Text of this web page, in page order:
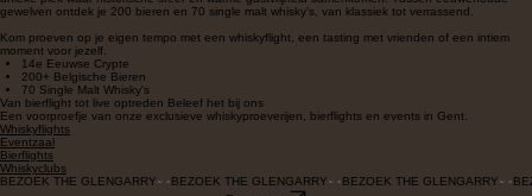
De crypte dateert uit de 14e eeuw en werd zorgvuldig gerestaureerd. Vandaag vormt ze een
unieke plek waar historische sfeer en warme gastvrijheid samenkomen. Tussen eeuwenoude
gewelven ontdek je 200 bieren en 70 single malt whisky’s, van klassiek tot verrassend.
Kom proeven op je eigen tempo met een whiskyflight, een tasting met vrienden of een intiem
moment voor jezelf.
14e Eeuwse Crypte
200+ Belgische Bieren
70 Single Malt Whisky's
Van bierflight tot live optreden Beleef het bij ons
Een voorproefje van onze exclusieve whiskyproeverijen, bierflights en events in Gent.
Whiskyflights
Eventzaal
Bierflights